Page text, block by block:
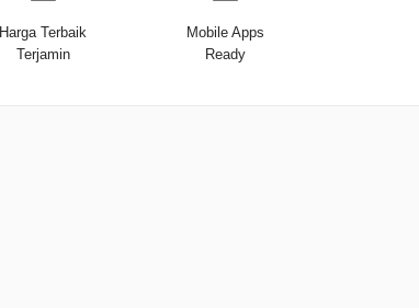
Harga Terbaik
Terjamin
Mobile Apps
Ready